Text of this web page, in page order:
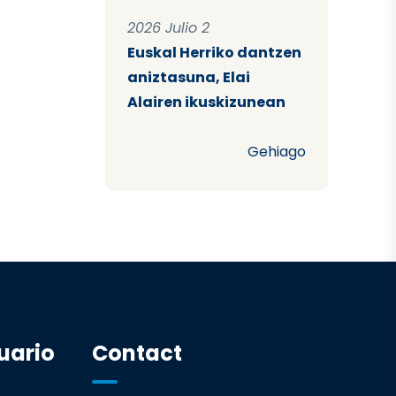
2026 Julio 2
Euskal Herriko dantzen
aniztasuna, Elai
Alairen ikuskizunean
Gehiago
Contact